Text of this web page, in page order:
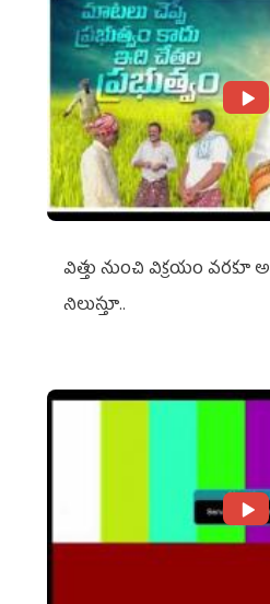
విత్తు నుంచి విక్రయం
నిలుస్తూ..